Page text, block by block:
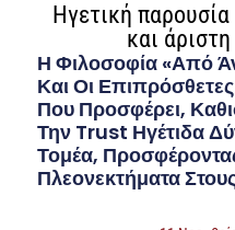
Ηγετική
και
Η Φιλοσοφία «από
Και Οι
Που Προσφέρει,
Την Trust Ηγέτιδα
Τομέα,
Πλεονεκτήματα